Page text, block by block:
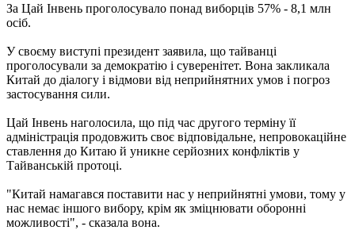
За Цай Інвень проголосувало понад виборців 57% - 8,1 млн
осіб.
У своєму виступі президент заявила, що тайванці
проголосували за демократію і суверенітет. Вона закликала
Китай до діалогу і відмови від неприйнятних умов і погроз
застосування сили.
Цай Інвень наголосила, що під час другого терміну її
адміністрація продовжить своє відповідальне, непровокаційне
ставлення до Китаю й уникне серйозних конфліктів у
Тайванській протоці.
"Китай намагався поставити нас у неприйнятні умови, тому у
нас немає іншого вибору, крім як зміцнювати оборонні
можливості", - сказала вона.